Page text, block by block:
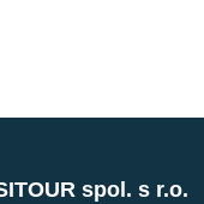
spol. s r.o.